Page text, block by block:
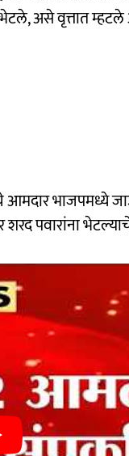
असे वृत्तात
आमदार भाजपमध्ये
पवारांना